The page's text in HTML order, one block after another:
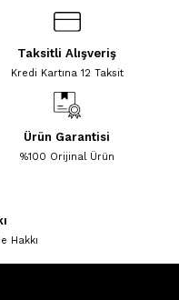
Taksitli Alışveriş
Kredi Kartına 12 Taksit
Ürün Garantisi
%100 Orijinal Ürün
Hakkı